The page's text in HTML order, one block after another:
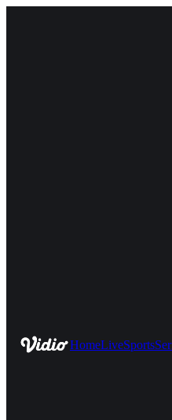
HomeLiveSports